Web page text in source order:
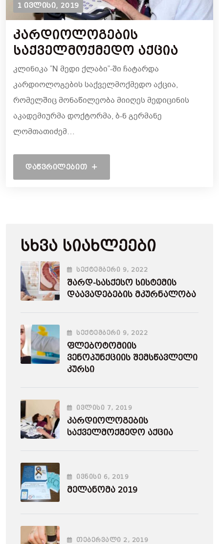
1 ᲘᲕᲚᲘᲡᲘ, 2019
Კარდიოლოგების
Საქველმოქმედო Აქცია
კლინიკა ”N მედი ქლაბი”-ში ჩატარდა
კარდიოლოგების საქველმოქმედო აქცია,
რომელშიც მონაწილეობა მიიღეს მედიცინის
აკადემიურმა დოქტორმა, ბ-ნ გერმანე
ლომთათიძემ…
ᲓᲐᲬᲕᲠᲘᲚᲔᲑᲘᲗ
Სხვა Სიახლეები
ᲡᲔᲥᲢᲔᲛᲑᲔᲠᲘ 9, 2022
Შარდ-Სასქესო Სისტემის
Დაავადებების Მკურნალობა
ᲡᲔᲥᲢᲔᲛᲑᲔᲠᲘ 9, 2022
Ფლებოტომიის
Ვენოპუნქციის Შემსწავლელი
Კურსი
ᲘᲕᲚᲘᲡᲘ 7, 2019
Კარდიოლოგების
Საქველმოქმედო Აქცია
ᲘᲕᲜᲘᲡᲘ 6, 2019
Მელანომა 2019
ᲗᲔᲑᲔᲠᲕᲐᲚᲘ 2 , 2019